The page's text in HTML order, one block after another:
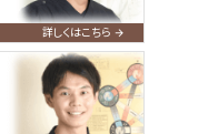
詳しくはこちら